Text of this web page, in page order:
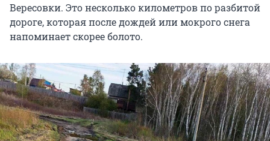
Вересовки. Это несколько километров по разбитой
дороге, которая после дождей или мокрого снега
напоминает скорее болото.